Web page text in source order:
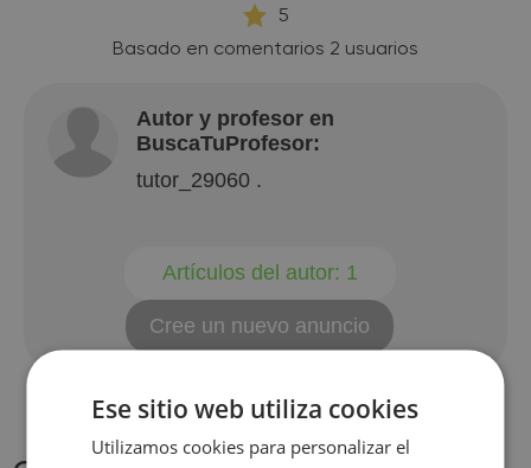
5
Basado en comentarios 2 usuarios
Autor y profesor en
BuscaTuProfesor:
tutor_29060 .
Artículos del autor: 1
Cree un nuevo anuncio
Ese sitio web utiliza cookies
Utilizamos cookies para personalizar el